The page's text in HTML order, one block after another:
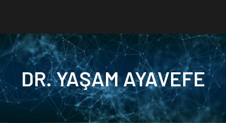
DR. YAŞAM AYAVEFE